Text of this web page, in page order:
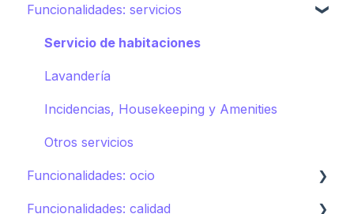
Cómo crear tu hotel en STAY
Restaurantes
Spa
Deportes
Piscinas
Tiendas
Directorio
Otras Instalaciones
Funcionalidades: servicios
Servicio de habitaciones
Lavandería
Incidencias, Housekeeping y Amenities
Otros servicios
Funcionalidades: ocio
Calendario de actividades
Funcionalidades: calidad